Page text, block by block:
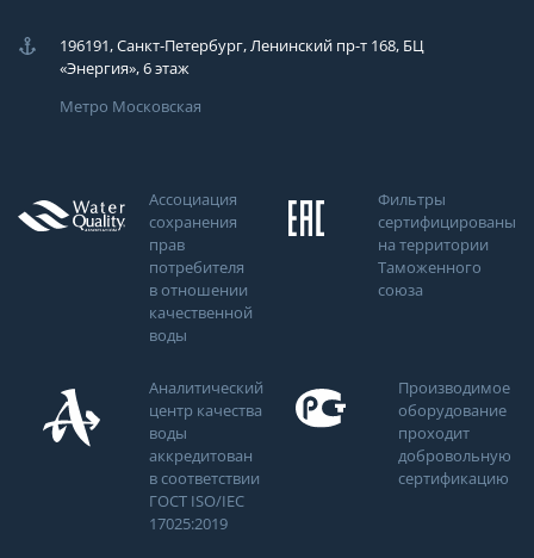
196191, Санкт-Петербург, Ленинский пр-т 168, БЦ
«Энергия», 6 этаж
Метро Московская
Ассоциация
сохранения
прав
потребителя
в отношении
качественной
воды
Фильтры
сертифицированы
на территории
Таможенного
союза
Аналитический
центр качества
воды
аккредитован
в соответствии
ГОСТ ISO/IEC
17025:2019
Производимое
оборудование
проходит
добровольную
сертификацию